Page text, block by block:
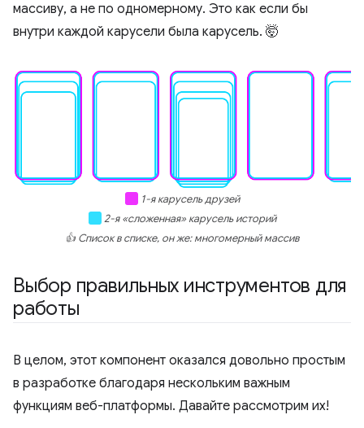
массиву, а не по одномерному. Это как если бы
внутри каждой карусели была карусель. 🤯
1-я карусель друзей
2-я «сложенная» карусель историй
👍 Список в списке, он же: многомерный массив
Выбор правильных инструментов для
работы
В целом, этот компонент оказался довольно простым
в разработке благодаря нескольким важным
функциям веб-платформы. Давайте рассмотрим их!